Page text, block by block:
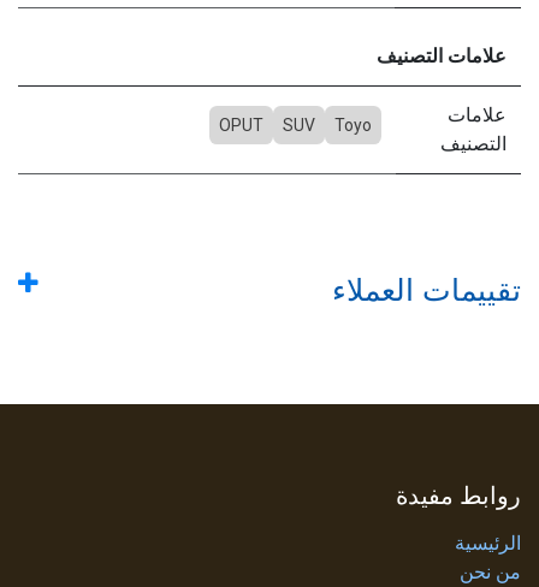
علامات التصنيف
علامات
التصنيف
Toyo
SUV
OPUT
تقييمات العملاء
روابط مفيدة
الرئيسية
من نحن